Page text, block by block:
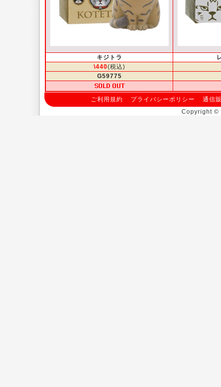
キジトラ
\440(税込)
G59775
ご利用規約 プライバシーポリシー
通信
Copyright ©